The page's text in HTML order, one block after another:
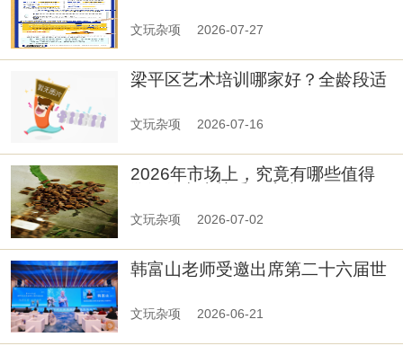
文玩杂项 2026-07-27
梁平区艺术培训哪家好？全龄段适
文玩杂项 2026-07-16
2026年市场上，究竟有哪些值得
文玩杂项 2026-07-02
韩富山老师受邀出席第二十六届世
文玩杂项 2026-06-21